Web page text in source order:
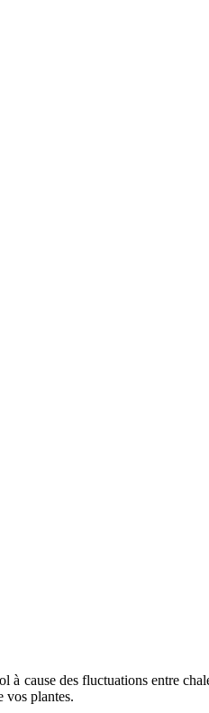
cause des fluctuations entre
vos plantes.